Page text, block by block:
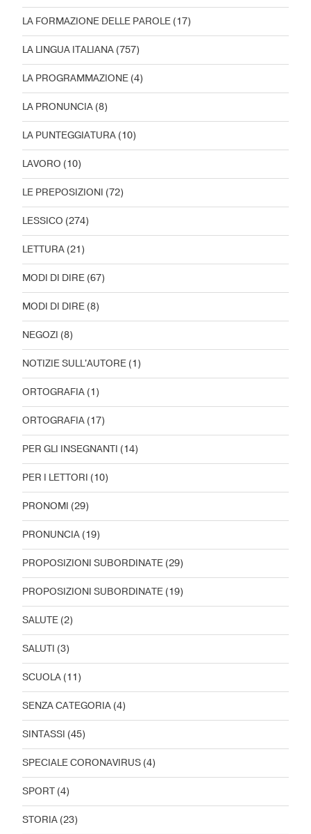
LA FORMAZIONE DELLE PAROLE (17)
LA LINGUA ITALIANA (757)
LA PROGRAMMAZIONE (4)
LA PRONUNCIA (8)
LA PUNTEGGIATURA (10)
LAVORO (10)
LE PREPOSIZIONI (72)
LESSICO (274)
LETTURA (21)
MODI DI DIRE (67)
MODI DI DIRE (8)
NEGOZI (8)
NOTIZIE SULL'AUTORE (1)
ORTOGRAFIA (1)
ORTOGRAFIA (17)
PER GLI INSEGNANTI (14)
PER I LETTORI (10)
PRONOMI (29)
PRONUNCIA (19)
PROPOSIZIONI SUBORDINATE (29)
PROPOSIZIONI SUBORDINATE (19)
SALUTE (2)
SALUTI (3)
SCUOLA (11)
SENZA CATEGORIA (4)
SINTASSI (45)
SPECIALE CORONAVIRUS (4)
SPORT (4)
STORIA (23)